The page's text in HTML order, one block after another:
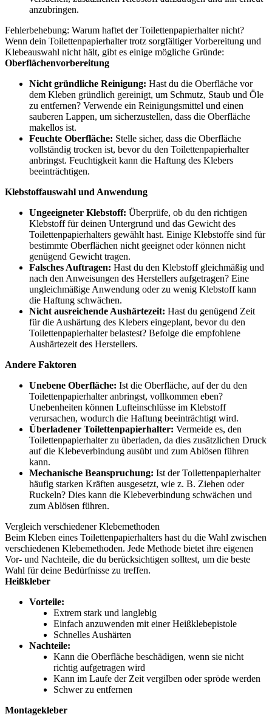
anzubringen.
Fehlerbehebung: Warum haftet der Toilettenpapierhalter nicht?
Wenn dein Toilettenpapierhalter trotz sorgfältiger Vorbereitung und
Klebeauswahl nicht hält, gibt es einige mögliche Gründe:
Oberflächenvorbereitung
Nicht gründliche Reinigung: Hast du die Oberfläche vor
dem Kleben gründlich gereinigt, um Schmutz, Staub und Öle
zu entfernen? Verwende ein Reinigungsmittel und einen
sauberen Lappen, um sicherzustellen, dass die Oberfläche
makellos ist.
Feuchte Oberfläche: Stelle sicher, dass die Oberfläche
vollständig trocken ist, bevor du den Toilettenpapierhalter
anbringst. Feuchtigkeit kann die Haftung des Klebers
beeinträchtigen.
Klebstoffauswahl und Anwendung
Ungeeigneter Klebstoff: Überprüfe, ob du den richtigen
Klebstoff für deinen Untergrund und das Gewicht des
Toilettenpapierhalters gewählt hast. Einige Klebstoffe sind für
bestimmte Oberflächen nicht geeignet oder können nicht
genügend Gewicht tragen.
Falsches Auftragen: Hast du den Klebstoff gleichmäßig und
nach den Anweisungen des Herstellers aufgetragen? Eine
ungleichmäßige Anwendung oder zu wenig Klebstoff kann
die Haftung schwächen.
Nicht ausreichende Aushärtezeit: Hast du genügend Zeit
für die Aushärtung des Klebers eingeplant, bevor du den
Toilettenpapierhalter belastest? Befolge die empfohlene
Aushärtezeit des Herstellers.
Andere Faktoren
Unebene Oberfläche: Ist die Oberfläche, auf der du den
Toilettenpapierhalter anbringst, vollkommen eben?
Unebenheiten können Lufteinschlüsse im Klebstoff
verursachen, wodurch die Haftung beeinträchtigt wird.
Überladener Toilettenpapierhalter: Vermeide es, den
Toilettenpapierhalter zu überladen, da dies zusätzlichen Druck
auf die Klebeverbindung ausübt und zum Ablösen führen
kann.
Mechanische Beanspruchung: Ist der Toilettenpapierhalter
häufig starken Kräften ausgesetzt, wie z. B. Ziehen oder
Ruckeln? Dies kann die Klebeverbindung schwächen und
zum Ablösen führen.
Vergleich verschiedener Klebemethoden
Beim Kleben eines Toilettenpapierhalters hast du die Wahl zwischen
verschiedenen Klebemethoden. Jede Methode bietet ihre eigenen
Vor- und Nachteile, die du berücksichtigen solltest, um die beste
Wahl für deine Bedürfnisse zu treffen.
Heißkleber
Vorteile:
Extrem stark und langlebig
Einfach anzuwenden mit einer Heißklebepistole
Schnelles Aushärten
Nachteile:
Kann die Oberfläche beschädigen, wenn sie nicht
richtig aufgetragen wird
Kann im Laufe der Zeit vergilben oder spröde werden
Schwer zu entfernen
Montagekleber